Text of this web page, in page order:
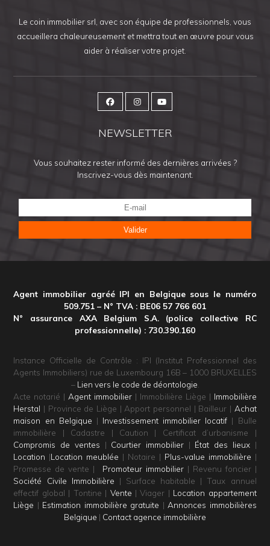
Le coin immobilier srl, avec son équipe de professionnels, vous
accueillera chaleureusement et mettra tout en œuvre pour vous
aider à réaliser votre projet.
NEWSLETTER
Vous souhaitez rester informé des dernières arrivées ?
Inscrivez-vous dès maintenant.
Valider
Agent immobilier agréé IPI en Belgique sous le numéro
509.751 – N° TVA : BE06 57 766 601
N° assurance AXA Belgium S.A. (police collective RC
professionnelle) : 730.390.160
Instance Officielle de Contrôle : IPI (Institut Professionnel des
Agents Immobiliers) rue de Luxembourg 16B – 1000 BRUXELLES
– Lien vers le code de déontologie
Acte notarié | Agent immobilier | Immobilière Liège | Immobilière
Herstal | Province de Liège | Apport personnel | Bailleur | Achat
maison en Belgique | Investissement immobilier locatif | Bulle
immobilière | Cadastre | Caution | Certificat d’urbanisme |
Compromis de ventes | Courtier immobilier | État des lieux|
Location |Location meublée | Notaire | Plus-value immobilière |
Promesse de vente | Promoteur immobilier| Revenu foncier |
Société Civile Immobilière | Surface habitable | Taux annuel
effectif global | Tontine | Vente | Viager | Location appartement
Liège | Estimation immobilière gratuite | Annonces immobilières
Belgique | Contact agence immobilière